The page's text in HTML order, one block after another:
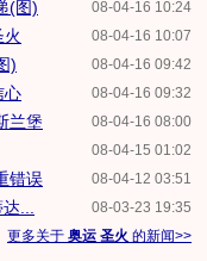
08-04-16 10:24
(图)
08-04-16 10:07
08-04-16 09:42
)
08-04-16 09:32
心
08-04-16 08:00
兰堡
08-04-15 01:02
08-04-12 03:51
错误
08-03-23 19:35
...
更多关于 奥运 圣火 的新闻>>